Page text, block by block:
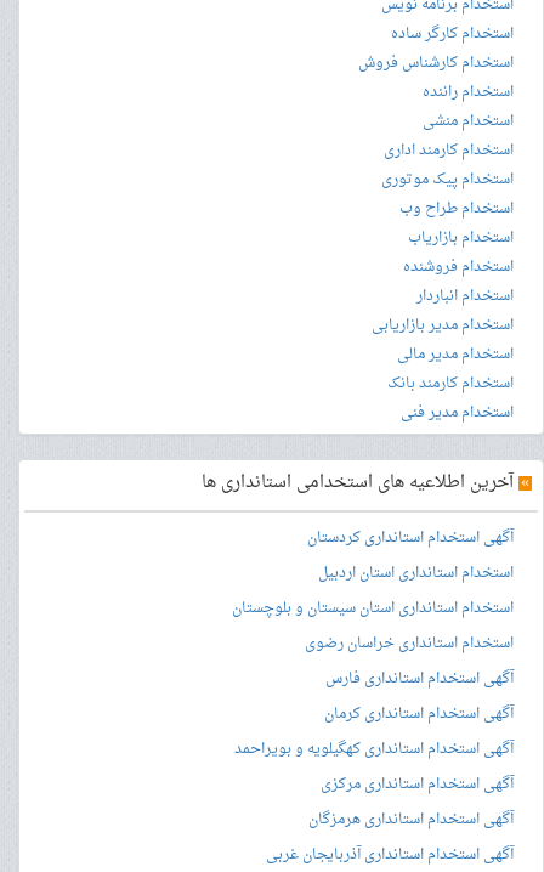
استخدام کارگر ساده
استخدام کارشناس فروش
استخدام راننده
استخدام منشی
استخدام کارمند اداری
استخدام پیک موتوری
استخدام طراح وب
استخدام بازاریاب
استخدام فروشنده
استخدام انباردار
استخدام مدیر بازاریابی
استخدام مدیر مالی
استخدام کارمند بانک
استخدام مدیر فنی
»آخرین اطلاعیه های استخدامی استانداری ها
آگهی استخدام استانداری کردستان
استخدام استانداری استان اردبیل
استخدام استانداری استان سیستان و بلوچستان
استخدام استانداری خراسان رضوی
آگهی استخدام استانداری فارس
آگهی استخدام استانداری کرمان
آگهی استخدام استانداری کهگیلویه و بویراحمد
آگهی استخدام استانداری مرکزی
آگهی استخدام استانداری هرمزگان
آگهی استخدام استانداری آذربایجان غربی